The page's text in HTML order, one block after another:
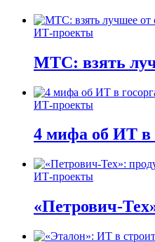
ИТ-проекты
МТС: взять
ИТ-проекты
4 мифа об ИТ в
ИТ-проекты
«Петрович-